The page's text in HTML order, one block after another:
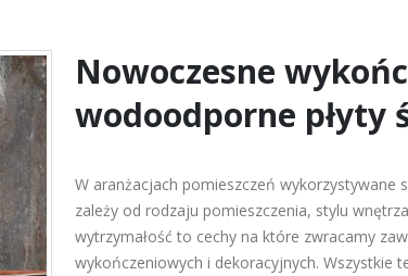
Nowoczesne
wodoodporne płyty
W aranżacjach pomieszczeń wykorzystywane
zależy od rodzaju pomieszczenia, stylu
wytrzymałość to cechy na które zwracamy
wykończeniowych i dekoracyjnych. Wszystkie